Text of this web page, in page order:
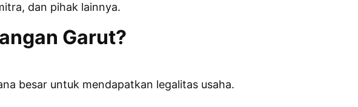
dan pihak lainnya.
Garut?
besar untuk mendapatkan legalitas usaha.